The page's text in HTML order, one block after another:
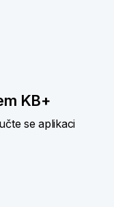
KB+
se aplikaci